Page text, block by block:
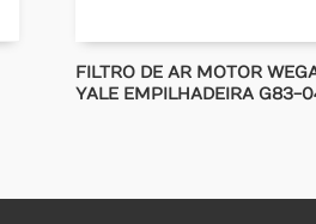
FILTRO DE AR MOTOR
YALE EMPILHADEIRA G83-